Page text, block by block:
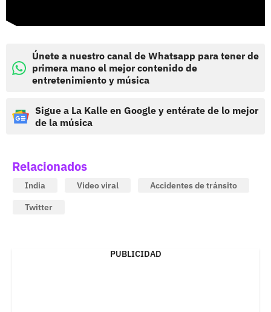
Únete a nuestro canal de Whatsapp para tener de
primera mano el mejor contenido de
entretenimiento y música
Sigue a La Kalle en Google y entérate de lo mejor
de la música
Relacionados
India Video viral
Accidentes de tránsito
Twitter
PUBLICIDAD